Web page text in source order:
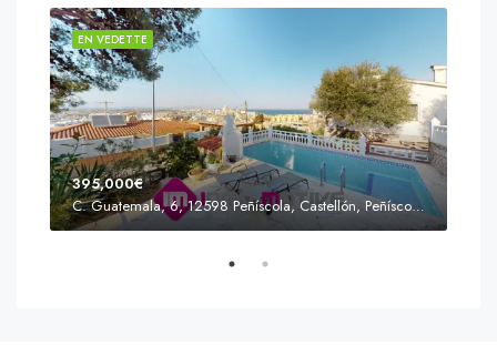
EN VEDETTE
395,000€
C. Guatemala, 6, 12598 Peñíscola, Castellón, Peñíscola, Communauté valencienne